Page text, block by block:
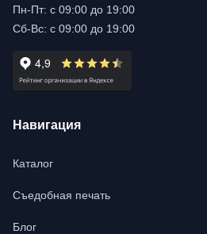
Пн-Пт: с 09:00 до 19:00
Сб-Вс: с 09:00 до 19:00
Навигация
Каталог
Съедобная печать
Блог